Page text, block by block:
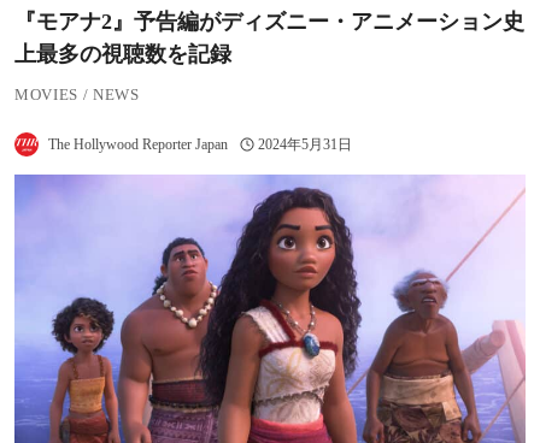
『モアナ2』予告編がディズニー・アニメーション史
上最多の視聴数を記録
MOVIES / NEWS
The Hollywood Reporter Japan 2024年5月31日